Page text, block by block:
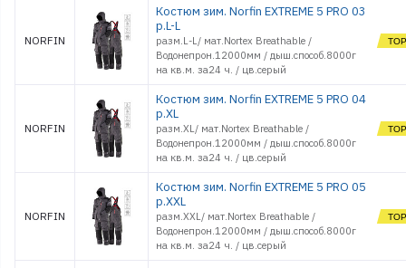
NORFIN
Костюм зим. Norfin EXTREME 5 PRO 03
р.L-L
разм.L-L/ мат.Nortex Breathable /
Водонепрон.12000мм / дыш.способ.8000г
на кв.м. за24 ч. / цв.серый
NORFIN
Костюм зим. Norfin EXTREME 5 PRO 04
р.XL
разм.XL/ мат.Nortex Breathable /
Водонепрон.12000мм / дыш.способ.8000г
на кв.м. за24 ч. / цв.серый
NORFIN
Костюм зим. Norfin EXTREME 5 PRO 05
р.XXL
разм.XXL/ мат.Nortex Breathable /
Водонепрон.12000мм / дыш.способ.8000г
на кв.м. за24 ч. / цв.серый